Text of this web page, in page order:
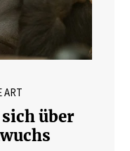
ART
über